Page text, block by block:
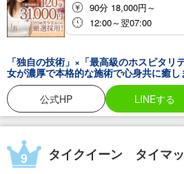
90分 18,000円～
12:00～翌07:00
「独自の技術」×「最高級のホスピタリ
女が濃厚で本格的な施術で心身共に癒し
公式HP
LINEする
9 タイクイーン タイマ